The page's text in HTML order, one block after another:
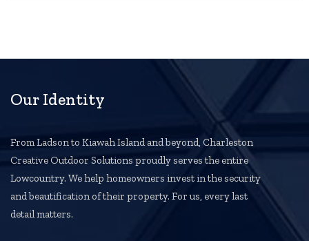
Our Identity
From Ladson to Kiawah Island and beyond, Charleston
Creative Outdoor Solutions proudly serves the entire
Lowcountry. We help homeowners invest in the security
and beautification of their property. For us, every last
detail matters.